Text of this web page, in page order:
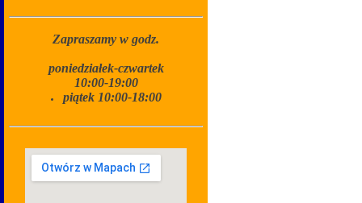
Zapraszamy w godz.
poniedziałek-czwartek
10:00-19:00
piątek 10:00-18:00